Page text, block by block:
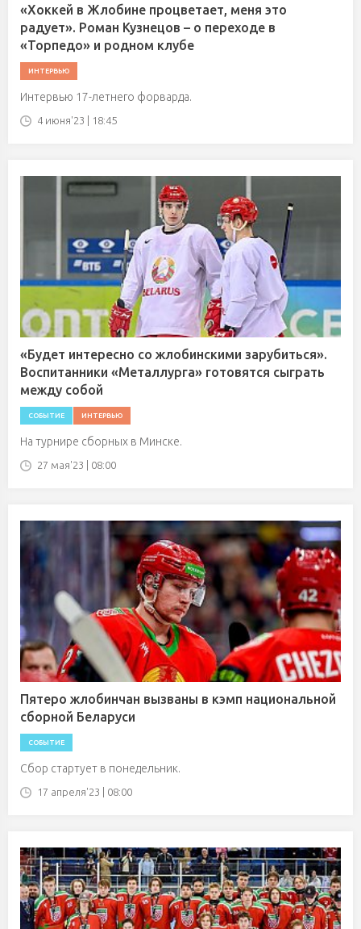
«Хоккей в Жлобине процветает, меня это
радует». Роман Кузнецов – о переходе в
«Торпедо» и родном клубе
ИНТЕРВЬЮ
Интервью 17-летнего форварда.
4 июня'23 | 18:45
«Будет интересно со жлобинскими зарубиться».
Воспитанники «Металлурга» готовятся сыграть
между собой
СОБЫТИЕ ИНТЕРВЬЮ
На турнире сборных в Минске.
27 мая'23 | 08:00
Пятеро жлобинчан вызваны в кэмп национальной
сборной Беларуси
СОБЫТИЕ
Сбор стартует в понедельник.
17 апреля'23 | 08:00